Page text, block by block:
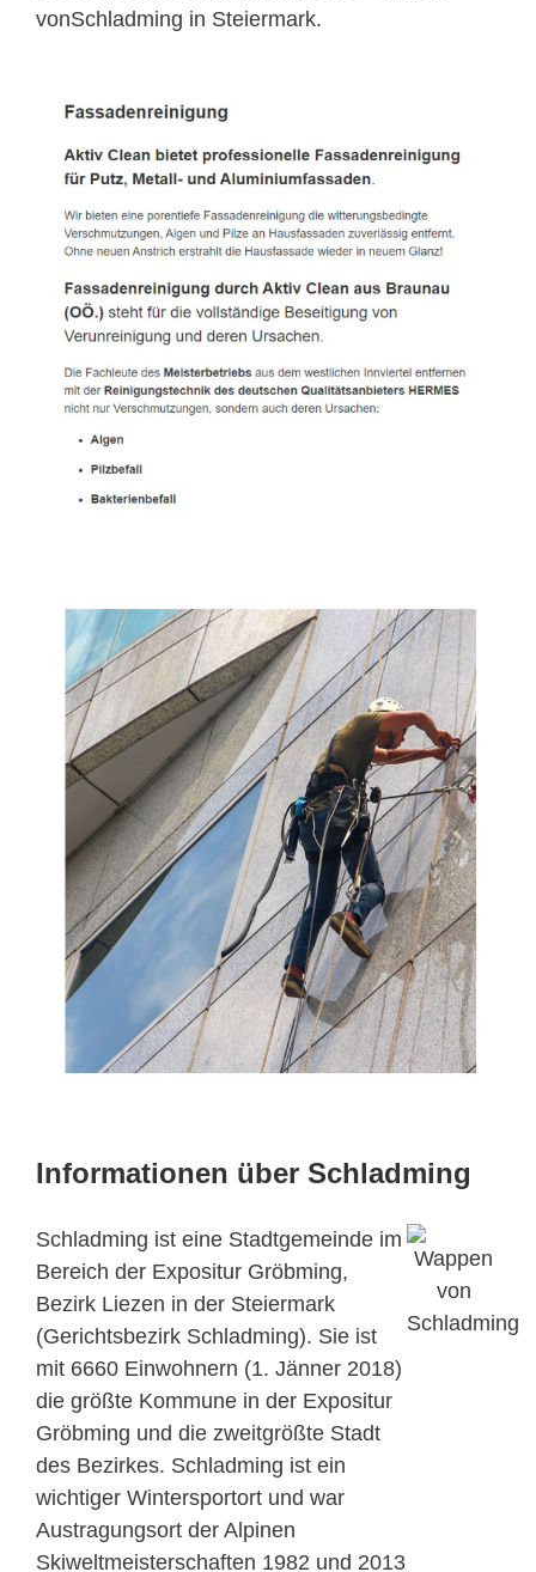
vonSchladming in Steiermark.
Informationen über Schladming
Schladming ist eine Stadtgemeinde im
Bereich der Expositur Gröbming,
Bezirk Liezen in der Steiermark
(Gerichtsbezirk Schladming). Sie ist
mit 6660 Einwohnern (1. Jänner 2018)
die größte Kommune in der Expositur
Gröbming und die zweitgrößte Stadt
des Bezirkes. Schladming ist ein
wichtiger Wintersportort und war
Austragungsort der Alpinen
Skiweltmeisterschaften 1982 und 2013